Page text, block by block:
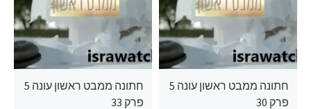
חתונה ממבט ראשון עונה 5
פרק 33
חתונה ממבט ראשון עונה 5
פרק 30